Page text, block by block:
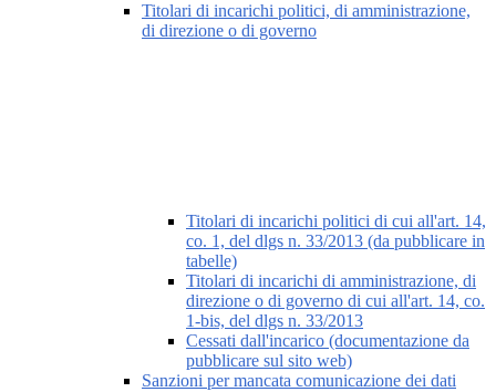
Titolari di incarichi politici, di amministrazione,
di direzione o di governo
Titolari di incarichi politici di cui all'art. 14,
co. 1, del dlgs n. 33/2013 (da pubblicare in
tabelle)
Titolari di incarichi di amministrazione, di
direzione o di governo di cui all'art. 14, co.
1-bis, del dlgs n. 33/2013
Cessati dall'incarico (documentazione da
pubblicare sul sito web)
Sanzioni per mancata comunicazione dei dati